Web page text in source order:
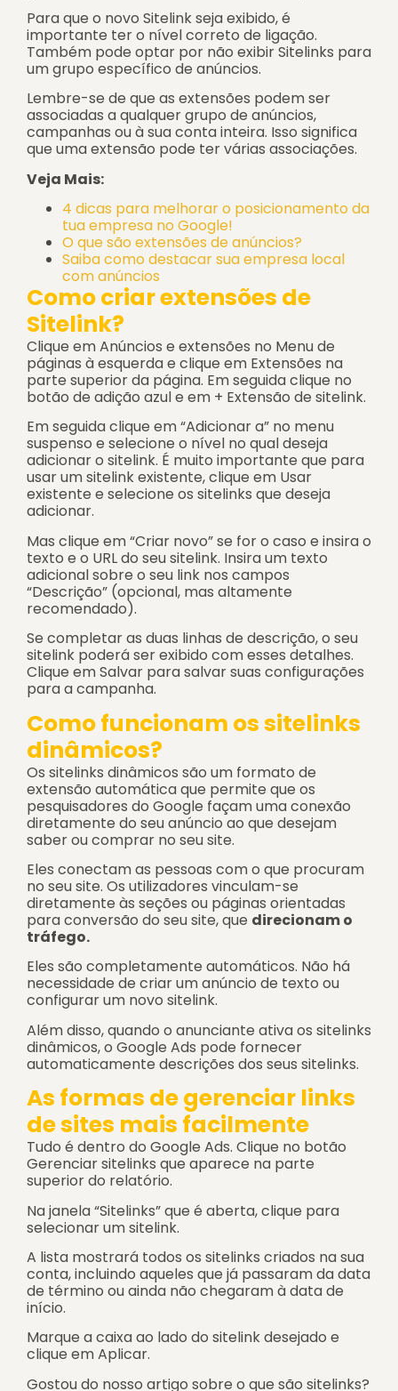
Para que o novo Sitelink seja exibido, é
importante ter o nível correto de ligação.
Também pode optar por não exibir Sitelinks para
um grupo específico de anúncios.
Lembre-se de que as extensões podem ser
associadas a qualquer grupo de anúncios,
campanhas ou à sua conta inteira. Isso significa
que uma extensão pode ter várias associações.
Veja Mais:
4 dicas para melhorar o posicionamento da
tua empresa no Google!
O que são extensões de anúncios?
Saiba como destacar sua empresa local
com anúncios
Como criar extensões de
Sitelink?
Clique em Anúncios e extensões no Menu de
páginas à esquerda e clique em Extensões na
parte superior da página. Em seguida clique no
botão de adição azul e em + Extensão de sitelink.
Em seguida clique em “Adicionar a” no menu
suspenso e selecione o nível no qual deseja
adicionar o sitelink. É muito importante que para
usar um sitelink existente, clique em Usar
existente e selecione os sitelinks que deseja
adicionar.
Mas clique em “Criar novo” se for o caso e insira o
texto e o URL do seu sitelink. Insira um texto
adicional sobre o seu link nos campos
“Descrição” (opcional, mas altamente
recomendado).
Se completar as duas linhas de descrição, o seu
sitelink poderá ser exibido com esses detalhes.
Clique em Salvar para salvar suas configurações
para a campanha.
Como funcionam os sitelinks
dinâmicos?
Os sitelinks dinâmicos são um formato de
extensão automática que permite que os
pesquisadores do Google façam uma conexão
diretamente do seu anúncio ao que desejam
saber ou comprar no seu site.
Eles conectam as pessoas com o que procuram
no seu site. Os utilizadores vinculam-se
diretamente às seções ou páginas orientadas
para conversão do seu site, que direcionam o
tráfego.
Eles são completamente automáticos. Não há
necessidade de criar um anúncio de texto ou
configurar um novo sitelink.
Além disso, quando o anunciante ativa os sitelinks
dinâmicos, o Google Ads pode fornecer
automaticamente descrições dos seus sitelinks.
As formas de gerenciar links
de sites mais facilmente
Tudo é dentro do Google Ads. Clique no botão
Gerenciar sitelinks que aparece na parte
superior do relatório.
Na janela “Sitelinks” que é aberta, clique para
selecionar um sitelink.
A lista mostrará todos os sitelinks criados na sua
conta, incluindo aqueles que já passaram da data
de término ou ainda não chegaram à data de
início.
Marque a caixa ao lado do sitelink desejado e
clique em Aplicar.
Gostou do nosso artigo sobre o que são sitelinks?